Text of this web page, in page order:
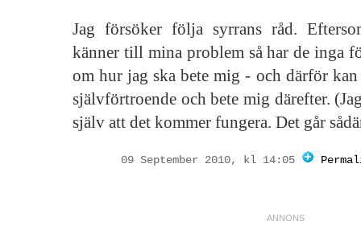
Jag försöker följa syrrans råd.
känner till mina problem så har de inga
om hur jag ska bete mig - och därför
självförtroende och bete mig därefter.
själv att det kommer fungera. Det går
09 September 2010, kl 14:05